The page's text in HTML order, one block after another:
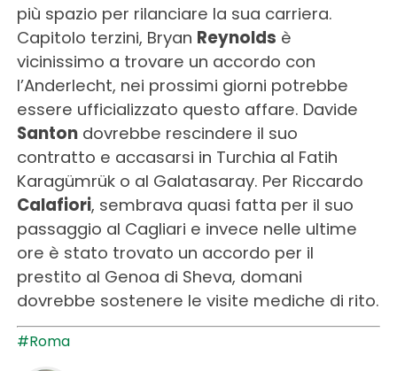
più spazio per rilanciare la sua carriera.
Capitolo terzini, Bryan Reynolds è
vicinissimo a trovare un accordo con
l’Anderlecht, nei prossimi giorni potrebbe
essere ufficializzato questo affare. Davide
Santondovrebbe rescindere il suo
contratto e accasarsi in Turchia al Fatih
Karagümrük o al Galatasaray. Per Riccardo
Calafiori, sembrava quasi fatta per il suo
passaggio al Cagliari e invece nelle ultime
ore è stato trovato un accordo per il
prestito al Genoa di Sheva, domani
dovrebbe sostenere le visite mediche di rito.
#Roma